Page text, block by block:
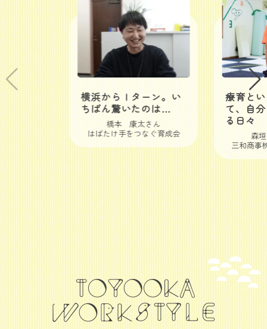
横浜からＩターン。い
ちばん驚いたのは…
橋本 康太さん
はばたけ手をつなぐ育成会
療育と
て、自
る日々
森
三和商事